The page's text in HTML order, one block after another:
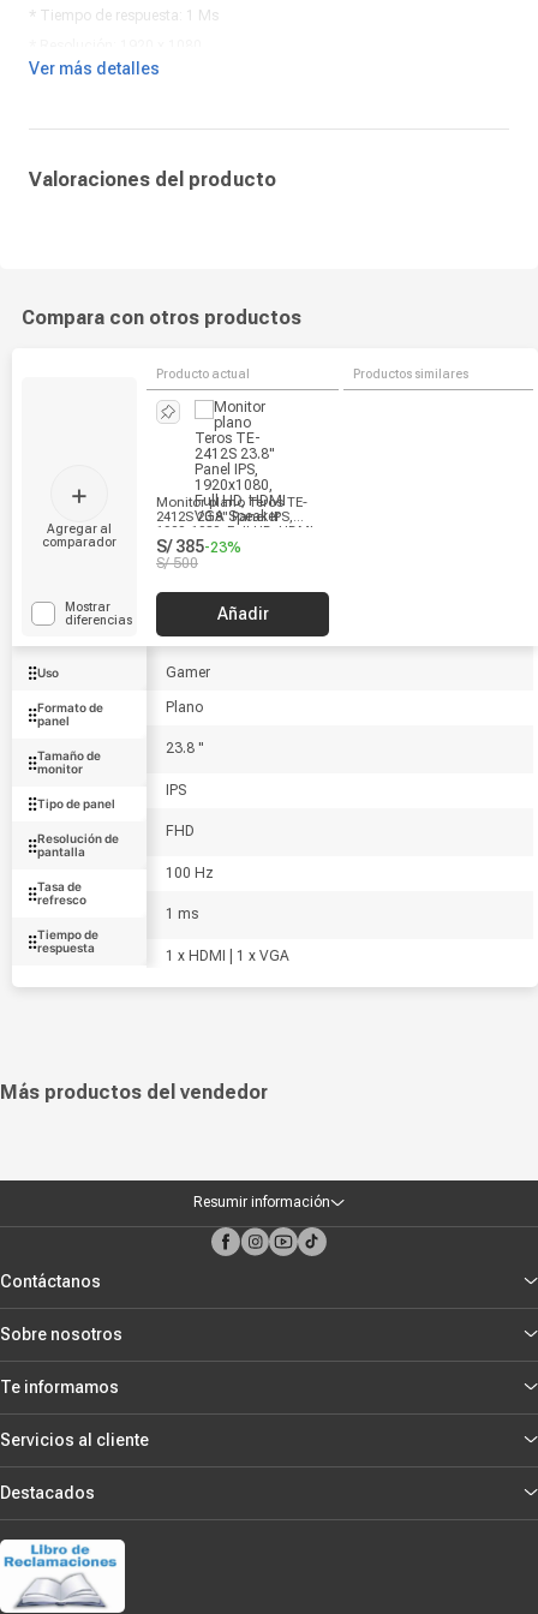
* Tiempo de respuesta: 1 Ms
* Contraste: 1 000:1
Ver más detalles
Valoraciones del producto
Compara con otros productos
+
Agregar al
comparador
Mostrar
diferencias
Producto actual Productos similares
Monitor plano Teros TE-
2412S 23.8" Panel IPS,
1920x1080, Full HD, HDMI
VGA Speaker
S/ 385-23%
S/ 500
Añadir
Uso
Formato de
panel
Tamaño de
monitor
Tipo de panel
Resolución de
pantalla
Tasa de
refresco
Tiempo de
respuesta
¿Qué incluye en
la caja?
Profundidad
Peso
Garantía
Disponible en
catálogo
Vendido por
Gamer
Plano
23.8 "
IPS
FHD
100 Hz
1 ms
1 x HDMI | 1 x VGA
300 cd/m2
54 cm
Sí
Marketplace
Más productos del vendedor
Resumir información
Contáctanos
Sobre nosotros
Te informamos
Servicios al cliente
Destacados